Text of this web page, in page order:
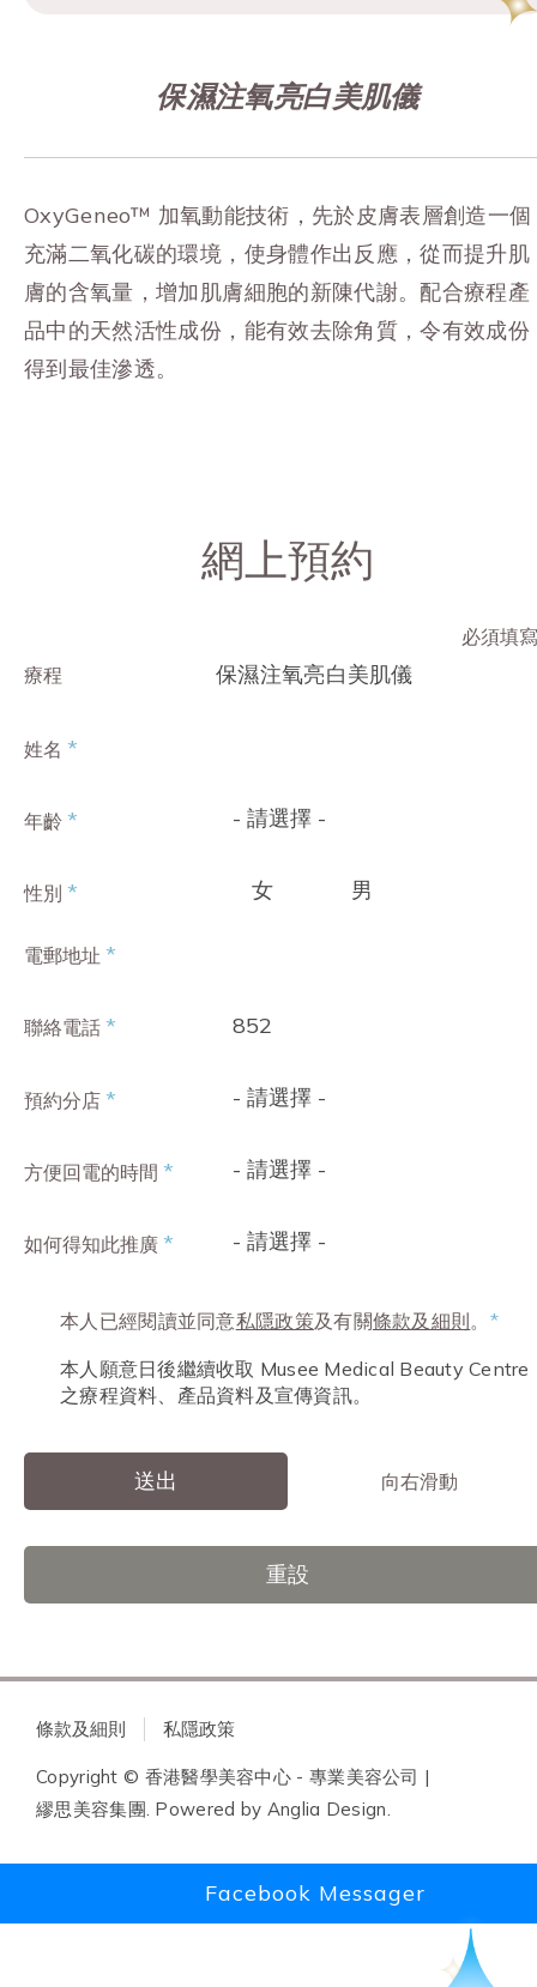
保濕注氧亮白美肌儀
OxyGeneo™ 加氧動能技術，先於皮膚表層創造一個
充滿二氧化碳的環境，使身體作出反應，從而提升肌
膚的含氧量，增加肌膚細胞的新陳代謝。配合療程產
品中的天然活性成份，能有效去除角質，令有效成份
得到最佳滲透。
網上預約
必須填
療程
保濕注氧亮白美肌儀
姓名 *
年齡 * - 請選擇 -
性別 * 女 男
電郵地址 *
聯絡電話 * 852
預約分店 * - 請選擇 -
方便回電的時間 * - 請選擇 -
如何得知此推廣 * - 請選擇 -
本人已經閱讀並同意私隱政策及有關條款及細則。 *
本人願意日後繼續收取 Musee Medical Beauty Centre
之療程資料、產品資料及宣傳資訊。
送出 向右滑動
重設
條款及細則 私隱政策
Copyright © 香港醫學美容中心 - 專業美容公司 |
繆思美容集團. Powered by Anglia Design
Facebook Messager